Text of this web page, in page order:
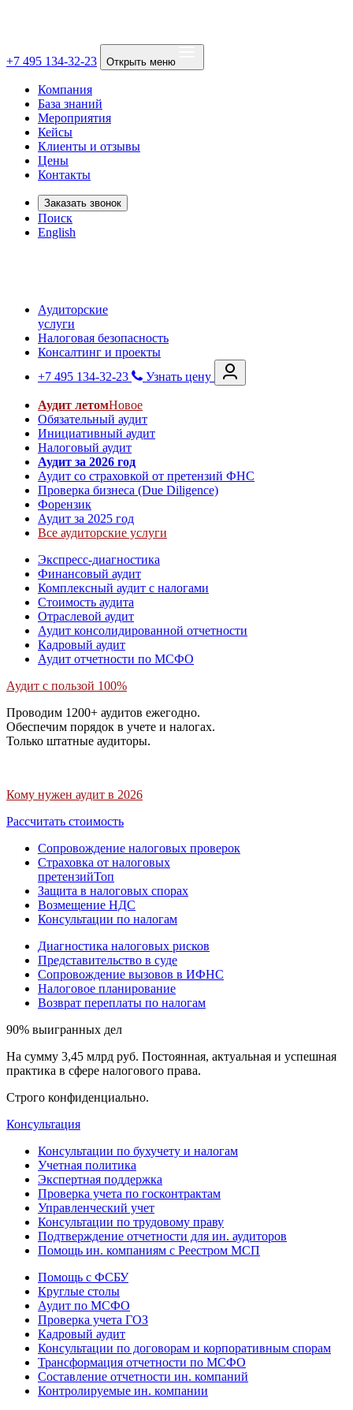
+7 495 134-32-23 Открыть меню
Компания
База знаний
Мероприятия
Кейсы
Клиенты и отзывы
Цены
Контакты
Заказать звонок
Поиск
English
Аудиторские
услуги
Налоговая безопасность
Консалтинг и проекты
+7 495 134-32-23
Узнать цену
Аудит летомНовое
Обязательный аудит
Инициативный аудит
Налоговый аудит
Аудит за 2026 год
Аудит со страховкой от претензий ФНС
Проверка бизнеса (Due Diligence)
Форензик
Аудит за 2025 год
Все аудиторские услуги
Экспресс-диагностика
Финансовый аудит
Комплексный аудит с налогами
Стоимость аудита
Отраслевой аудит
Аудит консолидированной отчетности
Кадровый аудит
Аудит отчетности по МСФО
Аудит с пользой 100%
Проводим 1200+ аудитов ежегодно.
Обеспечим порядок в учете и налогах.
Только штатные аудиторы.
Кому нужен аудит в 2026
Рассчитать стоимость
Сопровождение налоговых проверок
Страховка от налоговых
претензийТоп
Защита в налоговых спорах
Возмещение НДС
Консультации по налогам
Диагностика налоговых рисков
Представительство в суде
Сопровождение вызовов в ИФНС
Налоговое планирование
Возврат переплаты по налогам
90% выигранных дел
На сумму 3,45 млрд руб. Постоянная, актуальная и успешная
практика в сфере налогового права.
Строго конфиденциально.
Консультация
Консультации по бухучету и налогам
Учетная политика
Экспертная поддержка
Проверка учета по госконтрактам
Управленческий учет
Консультации по трудовому праву
Подтверждение отчетности для ин. аудиторов
Помощь ин. компаниям с Реестром МСП
Помощь с ФСБУ
Круглые столы
Аудит по МСФО
Проверка учета ГОЗ
Кадровый аудит
Консультации по договорам и корпоративным спорам
Трансформация отчетности по МСФО
Составление отчетности ин. компаний
Контролируемые ин. компании